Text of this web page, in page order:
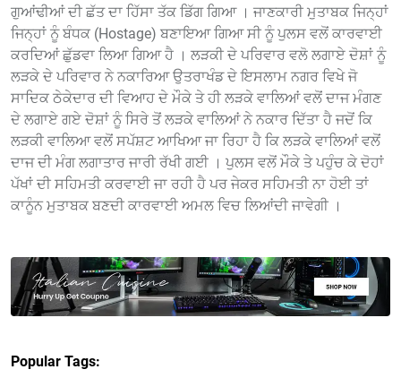
ਗੁਆਂਢੀਆਂ ਦੀ ਛੱਤ ਦਾ ਹਿੱਸਾ ਤੱਕ ਡਿੱਗ ਗਿਆ । ਜਾਣਕਾਰੀ ਮੁਤਾਬਕ ਜਿਨ੍ਹਾਂ
ਜਿਨ੍ਹਾਂ ਨੂੰ ਬੰਧਕ (Hostage) ਬਣਾਇਆ ਗਿਆ ਸੀ ਨੂੰ ਪੁਲਸ ਵਲੋਂ ਕਾਰਵਾਈ
ਕਰਦਿਆਂ ਛੁੱਡਵਾ ਲਿਆ ਗਿਆ ਹੈ । ਲੜਕੀ ਦੇ ਪਰਿਵਾਰ ਵਲੋ ਲਗਾਏ ਦੋਸ਼ਾਂ ਨੂੰ
ਲੜਕੇ ਦੇ ਪਰਿਵਾਰ ਨੇ ਨਕਾਰਿਆ ਉਤਰਾਖੰਡ ਦੇ ਇਸਲਾਮ ਨਗਰ ਵਿਖੇ ਜੋ
ਸਾਦਿਕ ਠੇਕੇਦਾਰ ਦੀ ਵਿਆਹ ਦੇ ਮੌਕੇ ਤੇ ਹੀ ਲੜਕੇ ਵਾਲਿਆਂ ਵਲੋਂ ਦਾਜ ਮੰਗਣ
ਦੇ ਲਗਾਏ ਗਏ ਦੋਸ਼ਾਂ ਨੂੰ ਸਿਰੇ ਤੋਂ ਲੜਕੇ ਵਾਲਿਆਂ ਨੇ ਨਕਾਰ ਦਿੱਤਾ ਹੈ ਜਦੋਂ ਕਿ
ਲੜਕੀ ਵਾਲਿਆ ਵਲੋਂ ਸਪੱਸ਼ਟ ਆਖਿਆ ਜਾ ਰਿਹਾ ਹੈ ਕਿ ਲੜਕੇ ਵਾਲਿਆਂ ਵਲੋਂ
ਦਾਜ ਦੀ ਮੰਗ ਲਗਾਤਾਰ ਜਾਰੀ ਰੱਖੀ ਗਈ । ਪੁਲਸ ਵਲੋਂ ਮੌਕੇ ਤੇ ਪਹੁੰਚ ਕੇ ਦੋਹਾਂ
ਪੱਖਾਂ ਦੀ ਸਹਿਮਤੀ ਕਰਵਾਈ ਜਾ ਰਹੀ ਹੈ ਪਰ ਜੇਕਰ ਸਹਿਮਤੀ ਨਾ ਹੋਈ ਤਾਂ
ਕਾਨੂੰਨ ਮੁਤਾਬਕ ਬਣਦੀ ਕਾਰਵਾਈ ਅਮਲ ਵਿਚ ਲਿਆਂਦੀ ਜਾਵੇਗੀ ।
Popular Tags: